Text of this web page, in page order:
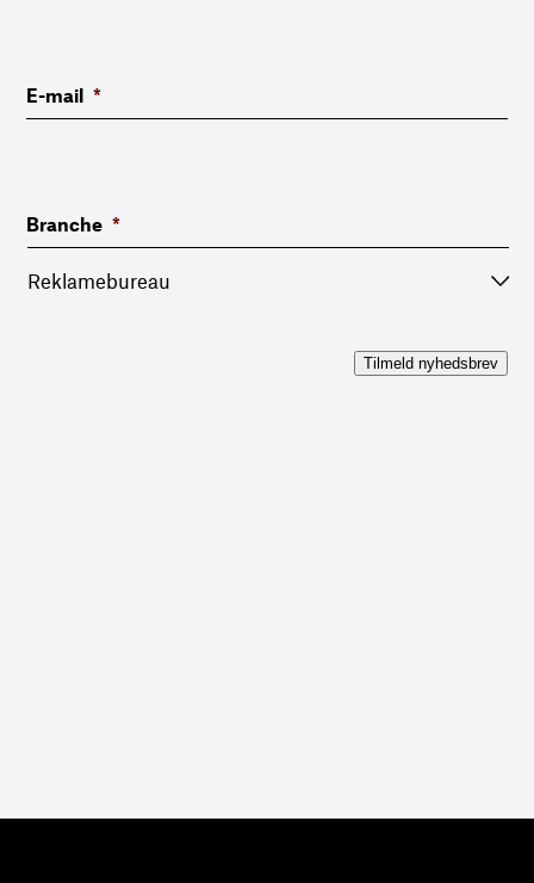
E-mail *
Branche *
Tilmeld nyhedsbrev